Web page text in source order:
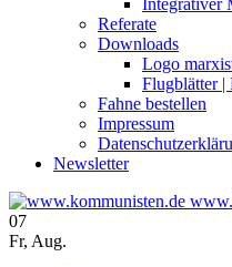
Referate
Downloads
Logo
Flugblätter |
Fahne bestellen
Impressum
Newsletter
07
Fr, Aug.